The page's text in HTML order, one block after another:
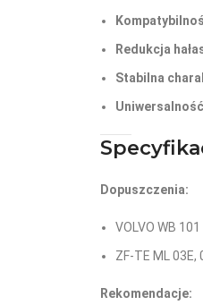
Redukcja
Stabilna
Uniwersalność
Dopuszczenia:
VOLVO WB 101
ZF-TE ML 03E,
Rekomendacje: